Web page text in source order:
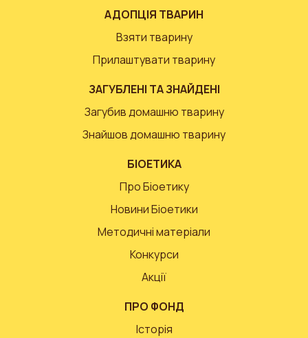
АДОПЦІЯ ТВАРИН
Взяти тварину
Прилаштувати тварину
ЗАГУБЛЕНІ ТА ЗНАЙДЕНІ
Загубив домашню тварину
Знайшов домашню тварину
БІОЕТИКА
Про Біоетику
Новини Біоетики
Методичні матеріали
Конкурси
Акції
ПРО ФОНД
Історія